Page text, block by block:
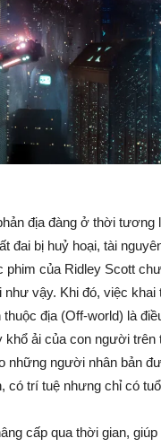
địa đàng ở thời tương
đai bị huỷ hoại, tài
của Ridley Scott
vậy. Khi đó, việc khai
địa (Off-world) là
ải của con người trên
những người nhân bản
có trí tuệ nhưng chỉ có
cấp qua thời gian,